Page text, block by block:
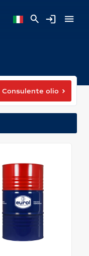
Consulente olio